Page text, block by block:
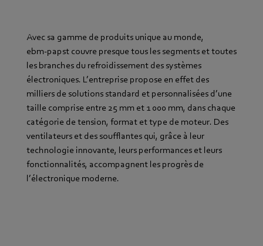
Avec sa gamme de produits unique au monde,
ebm‑papst couvre presque tous les segments et toutes
les branches du refroidissement des systèmes
électroniques. L’entreprise propose en effet des
milliers de solutions standard et personnalisées d’une
taille comprise entre 25 mm et 1 000 mm, dans chaque
catégorie de tension, format et type de moteur. Des
ventilateurs et des soufflantes qui, grâce à leur
technologie innovante, leurs performances et leurs
fonctionnalités, accompagnent les progrès de
l’électronique moderne.